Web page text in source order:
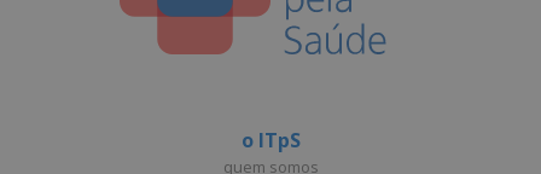
o ITpS
quem somos